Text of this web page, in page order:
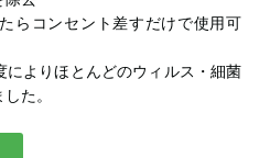
らコンセント差すだけで使用可
によりほとんどのウィルス・細菌
た。